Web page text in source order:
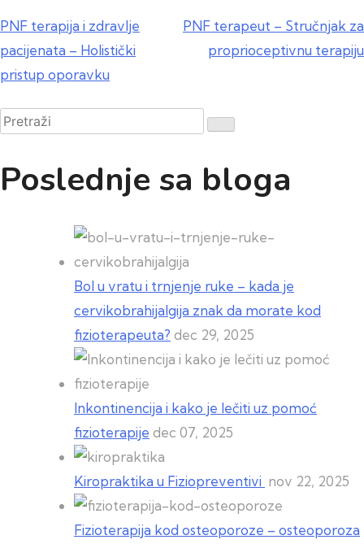
Kretanje
članka
PNF terapija i zdravlje
pacijenata – Holistički
pristup oporavku
PNF terapeut – Stručnjak za
proprioceptivnu terapiju
Pretraži
Poslednje sa bloga
Bol u vratu i trnjenje ruke – kada je
cervikobrahijalgija znak da morate kod
fizioterapeuta? dec 29, 2025
Inkontinencija i kako je lečiti uz pomoć
fizioterapije dec 07, 2025
Kiropraktika u Fiziopreventivi nov 22, 2025
Fizioterapija kod osteoporoze – osteoporoza